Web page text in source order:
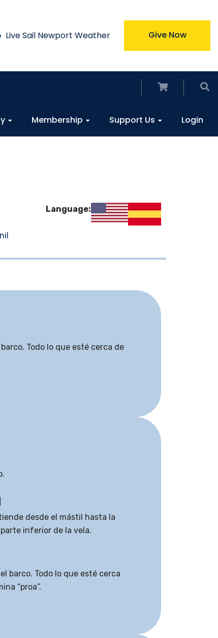
Live Sail Newport Weather Give Now
Membership Support Us Login
Language:
Todo lo que esté cerca de
desde el mástil hasta la
inferior de la vela.
barco. Todo lo que esté cerca
“proa”.